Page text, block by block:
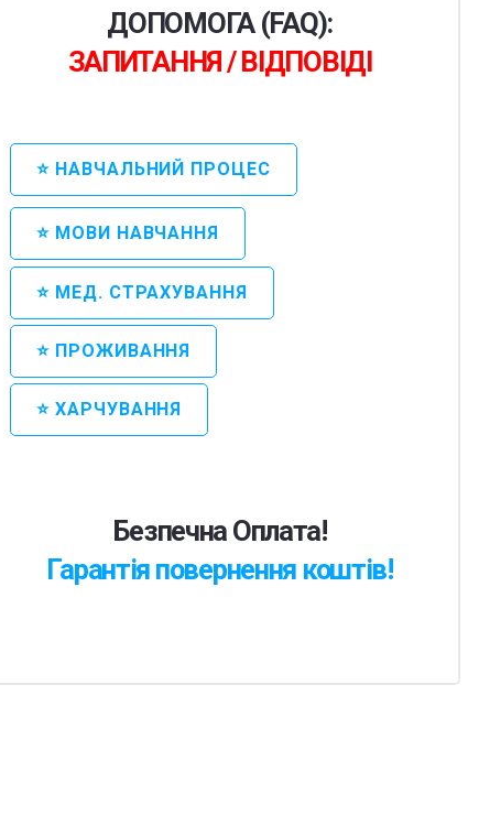
ДОПОМОГА (FAQ):
ЗАПИТАННЯ / ВІДПОВІДІ
⭐ НАВЧАЛЬНИЙ ПРОЦЕС
⭐ МОВИ НАВЧАННЯ
⭐ МЕД. СТРАХУВАННЯ
⭐ ПРОЖИВАННЯ
⭐ ХАРЧУВАННЯ
Безпечна Оплата!
Гарантія повернення коштів!